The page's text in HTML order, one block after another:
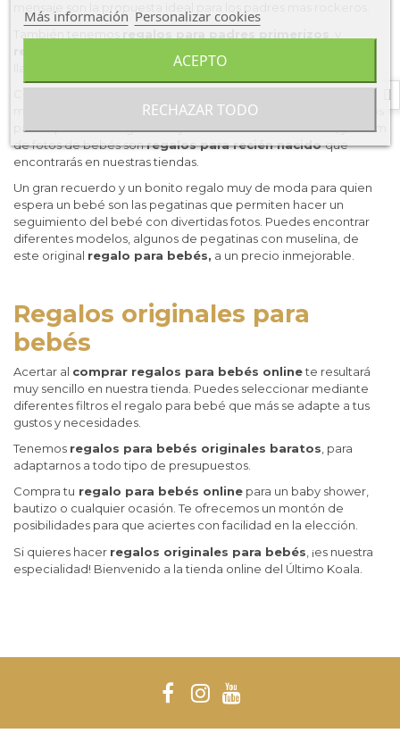
llamadores de ángeles, portabebés, abrigos de porteo, etc.
marcos de fotos de los primeros momentos del bebé, o marcos
para la primera ecografía. Cajas de recuerdos de bebés, y álbum
de fotos de bebés sonregalos para recién nacidoque
encontrarás en nuestras tiendas.
Un gran recuerdo y un bonito regalo muy de moda para quien
espera un bebé son las pegatinas que permiten hacer un
seguimiento del bebé con divertidas fotos. Puedes encontrar
diferentes modelos, algunos de pegatinas con muselina, de
este original regalo para bebés, a un precio inmejorable.
Regalos originales para
bebés
Acertar al comprar regalos para bebés onlinete resultará
muy sencillo en nuestra tienda. Puedes seleccionar mediante
diferentes filtros el regalo para bebé que más se adapte a tus
gustos y necesidades.
Tenemos regalos para bebés originales baratos , para
adaptarnos a todo tipo de presupuestos.
Compra tu regalo para bebés online para un baby shower,
bautizo o cualquier ocasión. Te ofrecemos un montón de
posibilidades para que aciertes con facilidad en la elección.
Si quieres hacer regalos originales para bebés , ¡es nuestra
especialidad! Bienvenido a la tienda online del Último Koala.
Más información Personalizar cookies
RECHAZAR TODO
ACEPTO